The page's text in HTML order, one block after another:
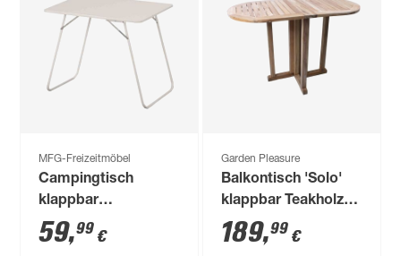
MFG-Freizeitmöbel
Campingtisch
klappbar
Stahl/Kunststoff 60
x 63 x 80 cm
59,99 €
Garden Pleasure
Balkontisch 'Solo'
klappbar Teakholz
120 x 60 x 75 cm
189,99 €